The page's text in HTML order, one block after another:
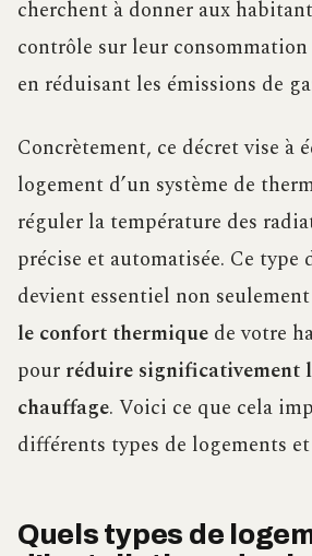
cherchent à donner aux
contrôle sur leur
en réduisant les émissions de
Concrètement, ce décret vise à
logement d’un système de
réguler la température des
précise et automatisée. Ce type
devient essentiel non
le confort thermique de votre
pour réduire significativement
chauffage. Voici ce que cela
différents types de logements
Quels types de